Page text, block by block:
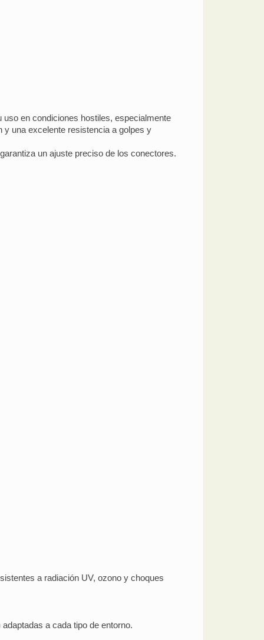
en condiciones hostiles, especialmente
y una excelente resistencia a golpes y
un ajuste preciso de los conectores.
a radiación UV, ozono y choques
a cada tipo de entorno.